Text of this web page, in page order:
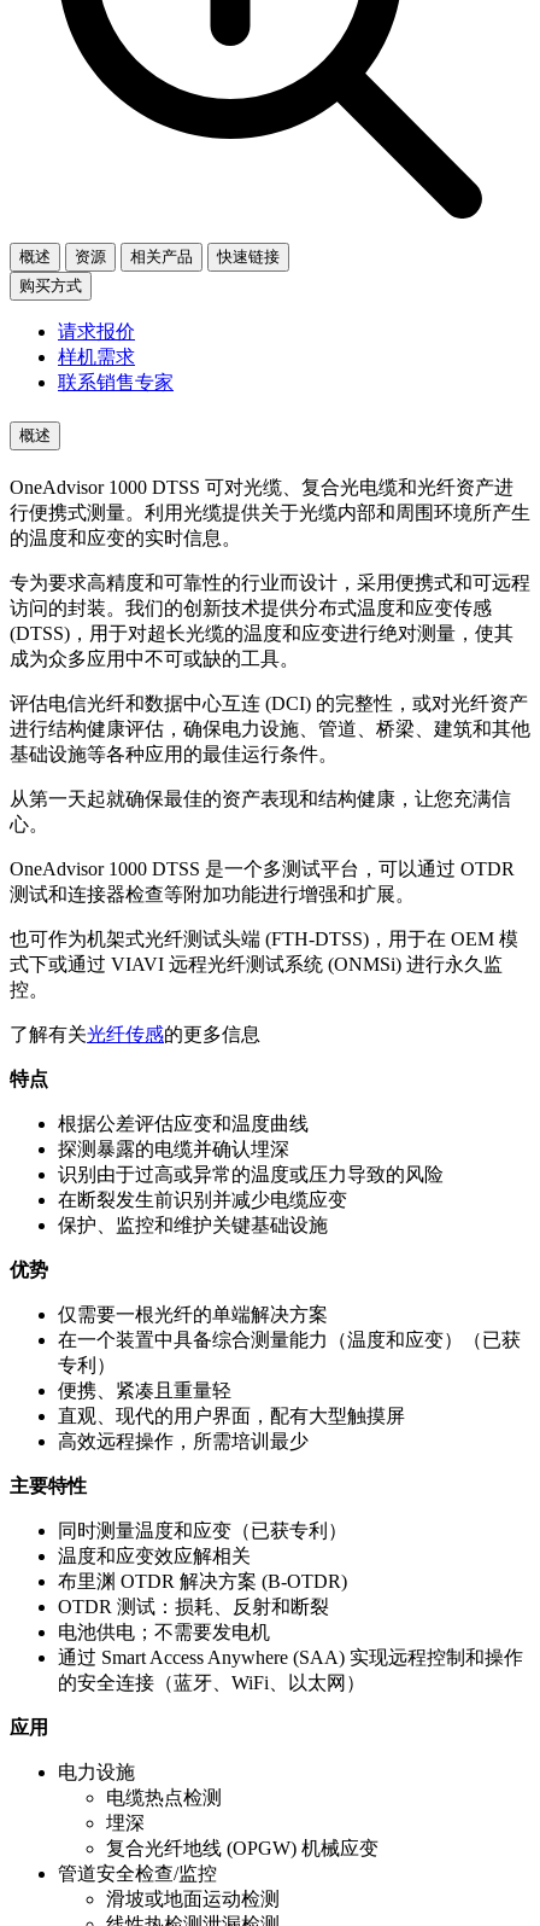
概述 资源 相关产品
快速链接
购买方式
请求报价
样机需求
联系销售专家
概述
OneAdvisor 1000 DTSS 可对光缆、复合光电缆和光纤资产进
行便携式测量。利用光缆提供关于光缆内部和周围环境所产生
的温度和应变的实时信息。
专为要求高精度和可靠性的行业而设计，采用便携式和可远程
访问的封装。我们的创新技术提供分布式温度和应变传感
(DTSS)，用于对超长光缆的温度和应变进行绝对测量，使其
成为众多应用中不可或缺的工具。
评估电信光纤和数据中心互连 (DCI) 的完整性，或对光纤资产
进行结构健康评估，确保电力设施、管道、桥梁、建筑和其他
基础设施等各种应用的最佳运行条件。
从第一天起就确保最佳的资产表现和结构健康，让您充满信
心。
OneAdvisor 1000 DTSS 是一个多测试平台，可以通过 OTDR
测试和连接器检查等附加功能进行增强和扩展。
也可作为机架式光纤测试头端 (FTH-DTSS)，用于在 OEM 模
式下或通过 VIAVI 远程光纤测试系统 (ONMSi) 进行永久监
控。
了解有关光纤传感的更多信息
特点
根据公差评估应变和温度曲线
探测暴露的电缆并确认埋深
识别由于过高或异常的温度或压力导致的风险
在断裂发生前识别并减少电缆应变
保护、 监控和维护关键基础设施
优势
仅需要一根光纤的单端解决方案
在一个装置中具备综合测量能力
（温度和应变）
（已获
专利）
便携、紧凑且重量轻
直观、现代的用户界面，配有大型触摸屏
高效远程操作，所需培训最少
主要特性
同时测量温度和应变（已获专利）
温度和应变效应解相关
布里渊 OTDR 解决方案 (B-OTDR)
OTDR 测试：损耗、反射和断裂
电池供电；不需要发电机
通过 Smart Access Anywhere (SAA) 实现远程控制和操作
的安全连接（蓝牙、WiFi、以太网）
应用
电力设施
电缆热点检测
埋深
复合光纤地线 (OPGW) 机械应变
管道安全检查/监控
滑坡或地面运动检测